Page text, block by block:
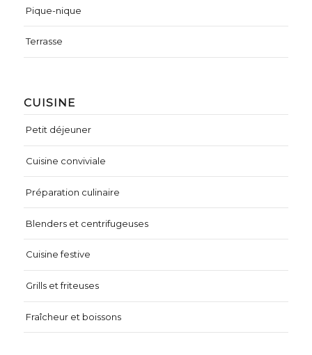
CUISINE
Petit déjeuner
Cuisine conviviale
Préparation culinaire
Blenders et centrifugeuses
Cuisine festive
Grills et friteuses
Fraîcheur et boissons
Pique-nique
Terrasse